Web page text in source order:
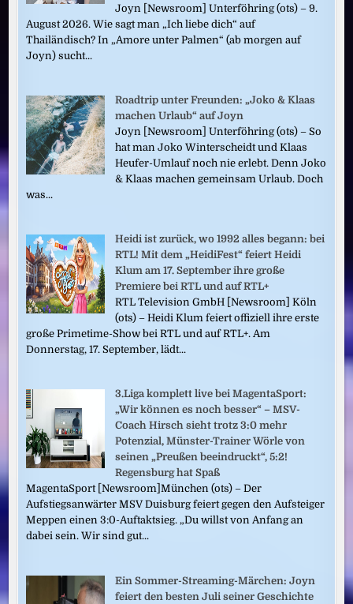
Joyn [Newsroom] Unterföhring (ots) – 9.
August 2026. Wie sagt man „Ich liebe dich“ auf
Thailändisch? In „Amore unter Palmen“ (ab morgen auf
Joyn) sucht...
Roadtrip unter Freunden: „Joko & Klaas
machen Urlaub“ auf Joyn
Joyn [Newsroom] Unterföhring (ots) – So
hat man Joko Winterscheidt und Klaas
Heufer-Umlauf noch nie erlebt. Denn Joko
& Klaas machen gemeinsam Urlaub. Doch
was...
Heidi ist zurück, wo 1992 alles begann: bei
RTL! Mit dem „HeidiFest“ feiert Heidi
Klum am 17. September ihre große
Premiere bei RTL und auf RTL+
RTL Television GmbH [Newsroom] Köln
(ots) – Heidi Klum feiert offiziell ihre erste
große Primetime-Show bei RTL und auf RTL+. Am
Donnerstag, 17. September, lädt...
3.Liga komplett live bei MagentaSport:
„Wir können es noch besser“ – MSV-
Coach Hirsch sieht trotz 3:0 mehr
Potenzial, Münster-Trainer Wörle von
seinen „Preußen beeindruckt“, 5:2!
Regensburg hat Spaß
MagentaSport [Newsroom]München (ots) – Der
Aufstiegsanwärter MSV Duisburg feiert gegen den Aufsteiger
Meppen einen 3:0-Auftaktsieg. „Du willst von Anfang an
dabei sein. Wir sind gut...
Ein Sommer-Streaming-Märchen: Joyn
feiert den besten Juli seiner Geschichte